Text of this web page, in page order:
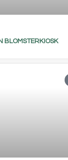
BLOMSTERKIOSK